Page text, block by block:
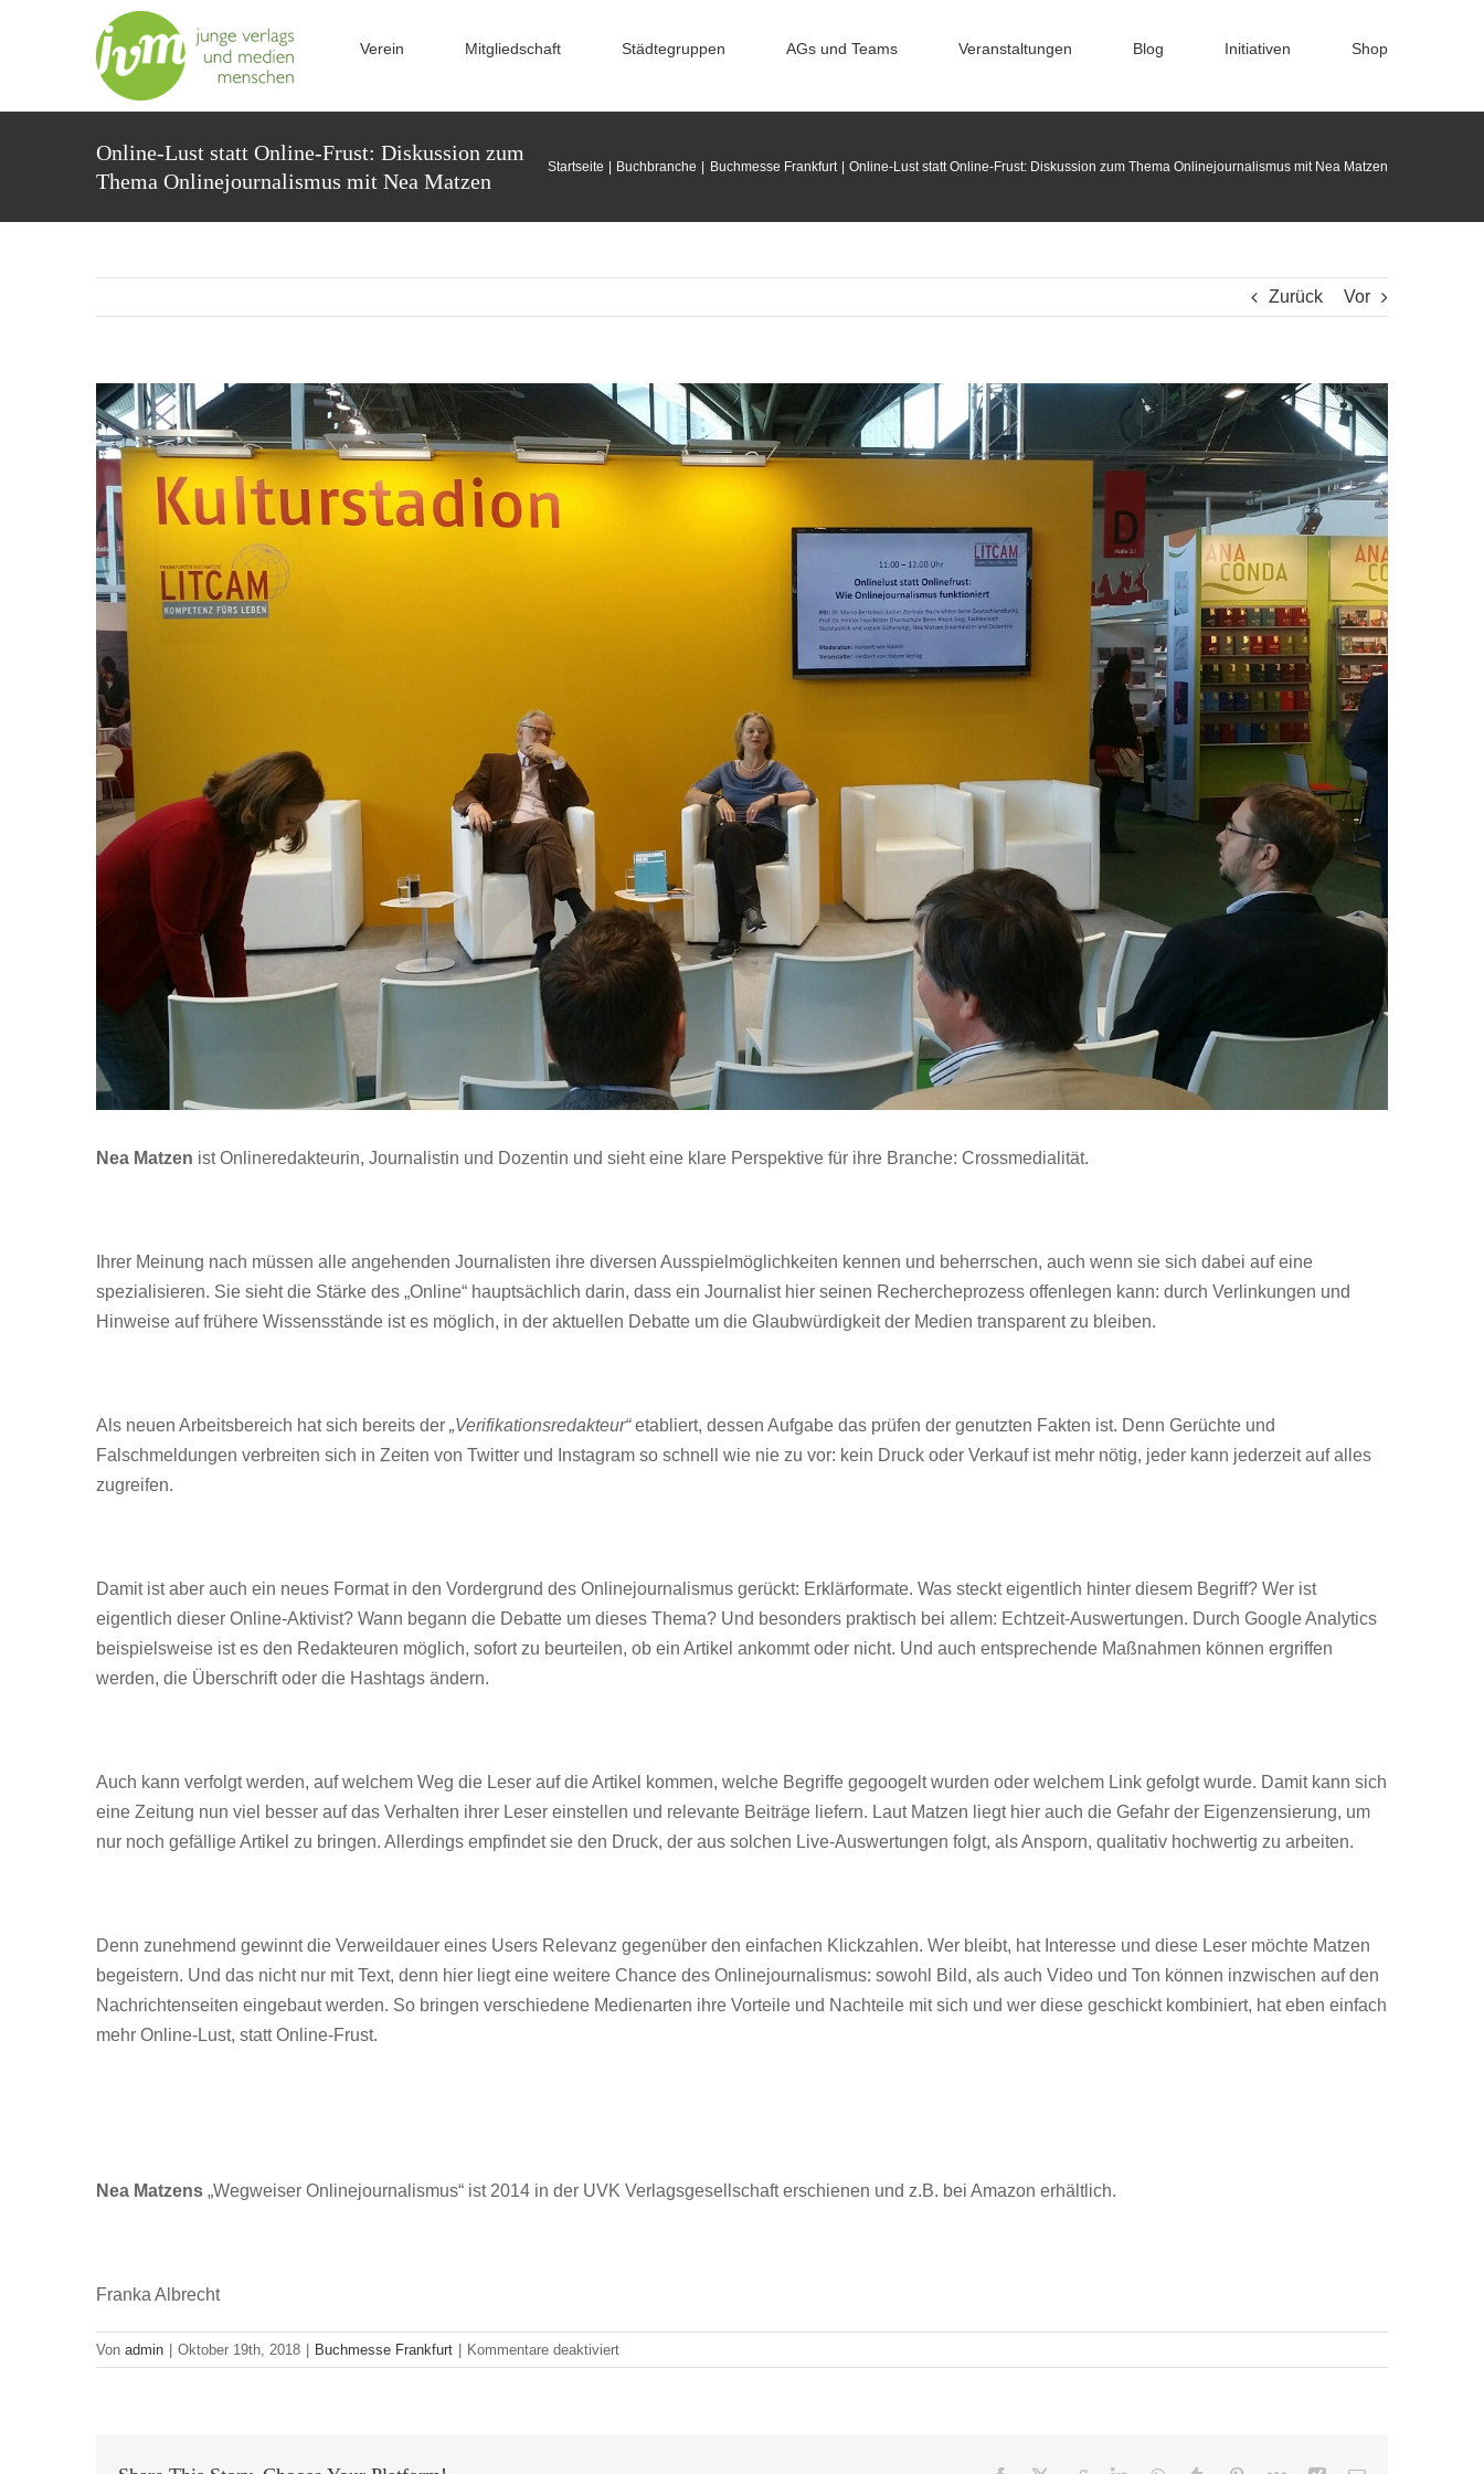
Verein Mitgliedschaft Städtegruppen AGs und Teams Veranstaltungen Blog Initiativen Shop
Online-Lust statt Online-Frust: Diskussion zum
Thema Onlinejournalismus mit Nea Matzen
Startseite Buchbranche Buchmesse Frankfurt Online-Lust statt Online-Frust: Diskussion zum Thema Onlinejournalismus mit Nea Matzen
Zurück Vor
Zeige
grösseres
Bild
Nea Matzen ist Onlineredakteurin, Journalistin und Dozentin und sieht eine klare Perspektive für ihre Branche: Crossmedialität.
Ihrer Meinung nach müssen alle angehenden Journalisten ihre diversen Ausspielmöglichkeiten kennen und beherrschen, auch wenn sie sich dabei auf eine
spezialisieren. Sie sieht die Stärke des „Online“ hauptsächlich darin, dass ein Journalist hier seinen Rechercheprozess offenlegen kann: durch Verlinkungen und
Hinweise auf frühere Wissensstände ist es möglich, in der aktuellen Debatte um die Glaubwürdigkeit der Medien transparent zu bleiben.
Als neuen Arbeitsbereich hat sich bereits der „Verifikationsredakteur“etabliert, dessen Aufgabe das prüfen der genutzten Fakten ist. Denn Gerüchte und
Falschmeldungen verbreiten sich in Zeiten von Twitter und Instagram so schnell wie nie zu vor: kein Druck oder Verkauf ist mehr nötig, jeder kann jederzeit auf alles
zugreifen.
Damit ist aber auch ein neues Format in den Vordergrund des Onlinejournalismus gerückt: Erklärformate. Was steckt eigentlich hinter diesem Begriff? Wer ist
eigentlich dieser Online-Aktivist? Wann begann die Debatte um dieses Thema? Und besonders praktisch bei allem: Echtzeit-Auswertungen. Durch Google Analytics
beispielsweise ist es den Redakteuren möglich, sofort zu beurteilen, ob ein Artikel ankommt oder nicht. Und auch entsprechende Maßnahmen können ergriffen
werden, die Überschrift oder die Hashtags ändern.
Auch kann verfolgt werden, auf welchem Weg die Leser auf die Artikel kommen, welche Begriffe gegoogelt wurden oder welchem Link gefolgt wurde. Damit kann sich
eine Zeitung nun viel besser auf das Verhalten ihrer Leser einstellen und relevante Beiträge liefern. Laut Matzen liegt hier auch die Gefahr der Eigenzensierung, um
nur noch gefällige Artikel zu bringen. Allerdings empfindet sie den Druck, der aus solchen Live-Auswertungen folgt, als Ansporn, qualitativ hochwertig zu arbeiten.
Denn zunehmend gewinnt die Verweildauer eines Users Relevanz gegenüber den einfachen Klickzahlen. Wer bleibt, hat Interesse und diese Leser möchte Matzen
begeistern. Und das nicht nur mit Text, denn hier liegt eine weitere Chance des Onlinejournalismus: sowohl Bild, als auch Video und Ton können inzwischen auf den
Nachrichtenseiten eingebaut werden. So bringen verschiedene Medienarten ihre Vorteile und Nachteile mit sich und wer diese geschickt kombiniert, hat eben einfach
mehr Online-Lust, statt Online-Frust.
Nea Matzens „Wegweiser Onlinejournalismus“ ist 2014 in der UVK Verlagsgesellschaft erschienen und z.B. bei Amazon erhältlich.
Franka Albrecht
Von admin Oktober 19th, 2018 Buchmesse Frankfurt Kommentare deaktiviertfür
Online-